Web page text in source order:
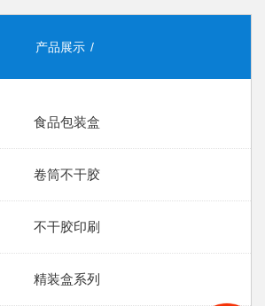
产品展示
食品包装盒
卷筒不干胶
不干胶印刷
精装盒系列